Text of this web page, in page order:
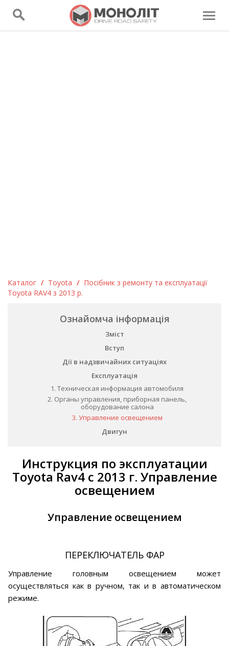
Каталог / Toyota / Посібник з ремонту та експлуатації
Toyota RAV4 з 2013 р.
Ознайомча інформація
Зміст
Вступ
Дії в надзвичайних ситуаціях
Експлуатація
1. Техническая информация автомобиля
2. Органы управления, приборная панель,
оборудование салона
3. Управление освещением
Двигун
Инструкция по эксплуатации
Toyota Rav4 с 2013 г. Управление
освещением
Управление освещением
ПЕРЕКЛЮЧАТЕЛЬ ФАР
Управление головным освещением может
осуществляться как в ручном, так и в автоматическом
режиме.